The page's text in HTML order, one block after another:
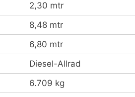
2,30 mtr
8,48 mtr
6,80 mtr
Diesel-Allrad
6.709 kg